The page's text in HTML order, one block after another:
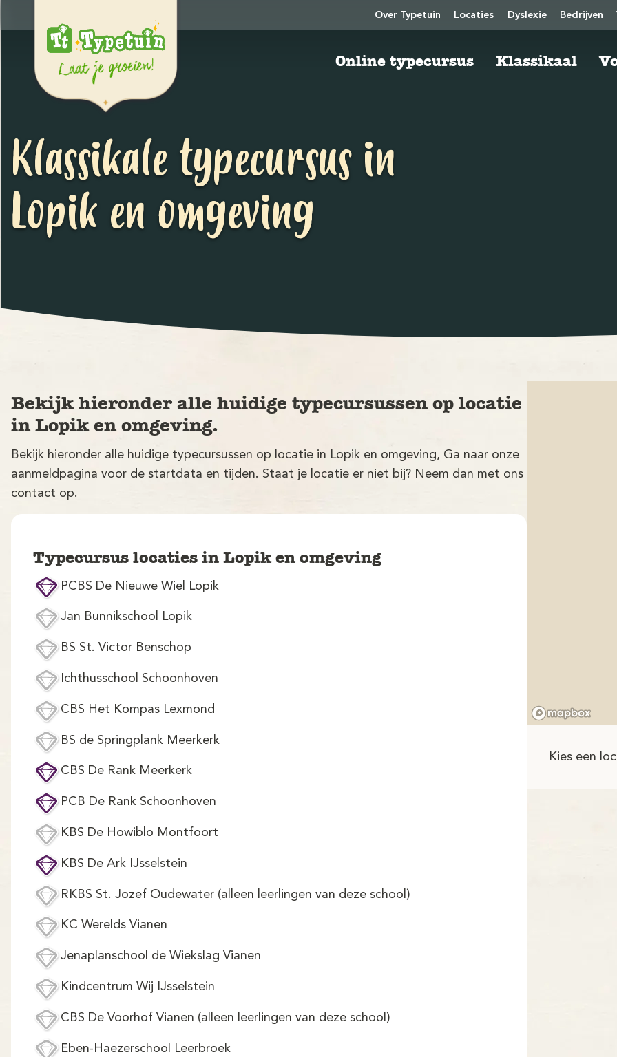
Over Typetuin Locaties Dyslexie Bedrijven
Online typecursus Klassikaal
Klassikale typecursus in
Lopik en omgeving
Bekijk hieronder alle huidige typecursussen op locatie
in Lopik en omgeving.
Bekijk hieronder alle huidige typecursussen op locatie in Lopik en omgeving, Ga naar onze
aanmeldpagina voor de startdata en tijden. Staat je locatie er niet bij? Neem dan met ons
contact op.
Typecursus locaties in Lopik en omgeving
PCBS De Nieuwe Wiel Lopik
Jan Bunnikschool Lopik
BS St. Victor Benschop
Ichthusschool Schoonhoven
CBS Het Kompas Lexmond
BS de Springplank Meerkerk
CBS De Rank Meerkerk
PCB De Rank Schoonhoven
KBS De Howiblo Montfoort
KBS De Ark IJsselstein
RKBS St. Jozef Oudewater (alleen leerlingen van deze school)
KC Werelds Vianen
Jenaplanschool de Wiekslag Vianen
Kindcentrum Wij IJsselstein
CBS De Voorhof Vianen (alleen leerlingen van deze school)
Eben-Haezerschool Leerbroek
Kies een